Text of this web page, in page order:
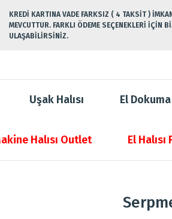
KREDİ KARTINA VADE FARKSIZ ( 4 TAKSİT ) İMKANI
MEVCUTTUR. FARKLI ÖDEME SEÇENEKLERİ İÇİN
ULAŞABİLİRSİNİZ.
Uşak Halısı El Dokuma
Halısı Outlet El